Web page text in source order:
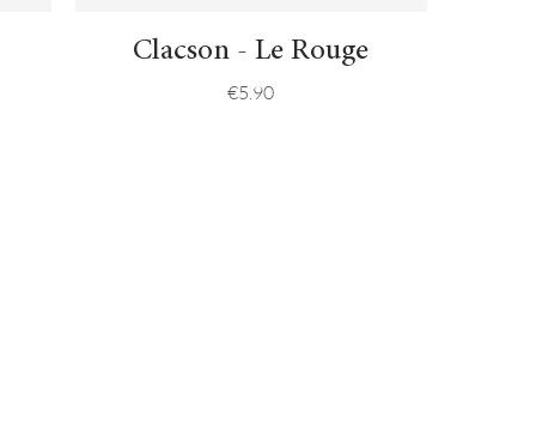
Quick View
Clacson - Le Rouge
Price
€5.90